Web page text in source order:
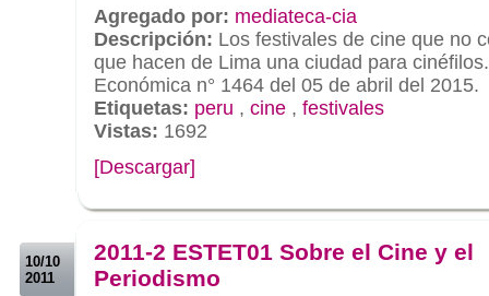
Agregado por: mediateca-cia
Descripción: Los festivales de cine que no
que hacen de Lima una ciudad para
Económica n° 1464 del 05 de abril del 2015.
Etiquetas: peru , cine , festivales
Vistas: 1692
[Descargar]
10/10
2011
2011-2 ESTET01 Sobre el Cine y el
Periodismo